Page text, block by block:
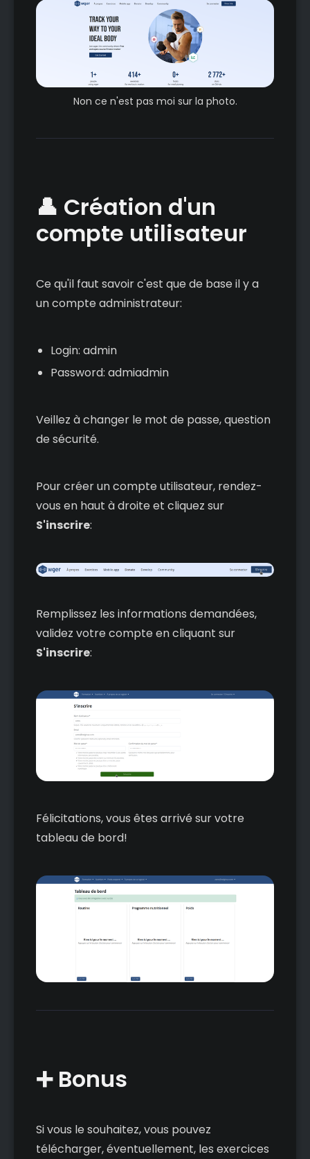
Non ce n'est pas moi sur la photo.
👤 Création d'un
compte utilisateur
Ce qu'il faut savoir c'est que de base il y a
un compte administrateur:
Login: admin
Password: admiadmin
Veillez à changer le mot de passe, question
de sécurité.
Pour créer un compte utilisateur, rendez-
vous en haut à droite et cliquez sur
S'inscrire:
Remplissez les informations demandées,
validez votre compte en cliquant sur
S'inscrire:
Félicitations, vous êtes arrivé sur votre
tableau de bord!
➕ Bonus
Si vous le souhaitez, vous pouvez
télécharger, éventuellement, les exercices